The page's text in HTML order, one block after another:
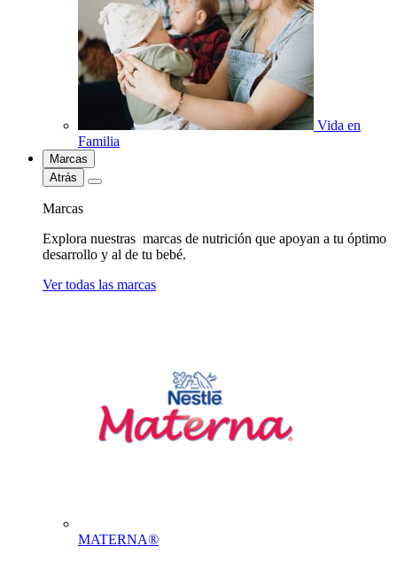
Vida en
Familia
Marcas
Atrás
Marcas
Explora nuestras marcas de nutrición que apoyan a tu óptimo
desarrollo y al de tu bebé.
Ver todas las marcas
MATERNA®